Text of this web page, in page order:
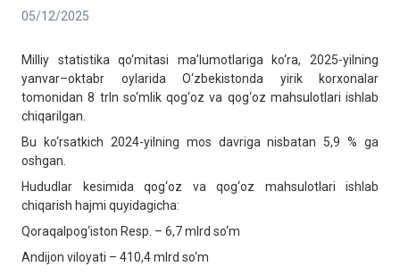
05/12/2025
Milliy statistika qo‘mitasi ma’lumotlariga ko‘ra, 2025-yilning
yanvar–oktabr oylarida O‘zbekistonda yirik korxonalar
tomonidan 8 trln so‘mlik qog‘oz va qog‘oz mahsulotlari ishlab
chiqarilgan.
Bu ko‘rsatkich 2024-yilning mos davriga nisbatan 5,9 % ga
oshgan.
Hududlar kesimida qog‘oz va qog‘oz mahsulotlari ishlab
chiqarish hajmi quyidagicha:
Qoraqalpog‘iston Resp. – 6,7 mlrd so‘m
Andijon viloyati – 410,4 mlrd so‘m